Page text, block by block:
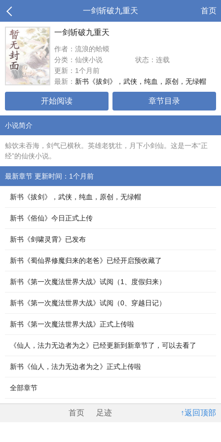
一剑斩破九重天 首页
一剑斩破九重天
作者：流浪的蛤蟆
分类：仙侠小说
状态：连载
更新：1个月前
最新： 新书《拔剑》，武侠，纯血，原创，无绿帽
开始阅读 章节目录
小说简介
鲸饮未吞海，剑气已横秋。英雄老犹壮，月下小剑仙。这是一本“正
经”的仙侠小说。
最新章节 更新时间：1个月前
新书《拔剑》，武侠，纯血，原创，无绿帽
新书《俗仙》今日正式上传
新书《剑啸灵霄》已发布
新书《蜀仙界修魔归来的老爸》已经开启预收藏了
新书《第一次魔法世界大战》试阅（1、度假归来）
新书《第一次魔法世界大战》试阅（0、穿越日记）
新书《第一次魔法世界大战》正式上传啦
《仙人，法力无边者为之》已经更新到新章节了，可以去看了
新书《仙人，法力无边者为之》正式上传啦
全部章节
↑返回顶部
首页 足迹